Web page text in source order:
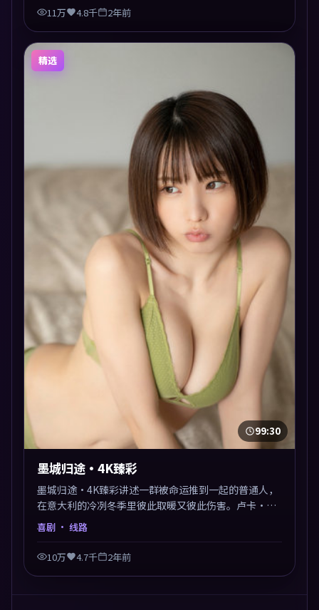
11万 4.8千 2年前
精选
99:30
墨城归途·4K臻彩
墨城归途·4K臻彩讲述一群被命运推到一起的普通人，
在意大利的冷冽冬季里彼此取暖又彼此伤害。卢卡·瓜
达尼诺以喜剧类型外壳探讨信任与背叛，映后讨论度颇
高。片尾留白开放解读，关于“选择”的主题余音绕
梁。
喜剧 · 线路
10万 4.7千 2年前